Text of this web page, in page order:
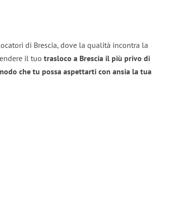
di Brescia, dove la qualità incontra la
il tuo trasloco a Brescia il più privo di
che tu possa aspettarti con ansia la tua